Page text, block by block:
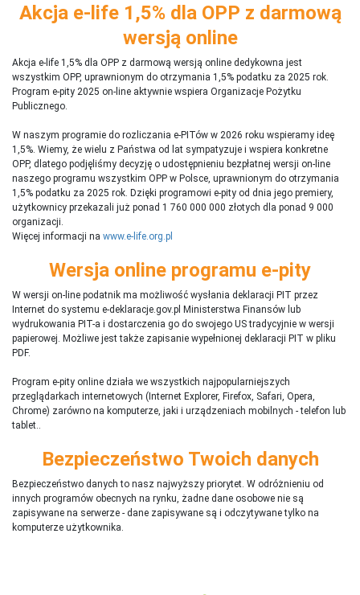
Akcja e-life 1,5% dla OPP z darmową
wersją online
Akcja e-life 1,5% dla OPP z darmową wersją online dedykowna jest
wszystkim OPP, uprawnionym do otrzymania 1,5% podatku za 2025 rok.
Program e-pity 2025 on-line aktywnie wspiera Organizacje Pożytku
Publicznego.
W naszym programie do rozliczania e-PITów w 2026 roku wspieramy ideę
1,5%. Wiemy, że wielu z Państwa od lat sympatyzuje i wspiera konkretne
OPP, dlatego podjęliśmy decyzję o udostępnieniu bezpłatnej wersji on-line
naszego programu wszystkim OPP w Polsce, uprawnionym do otrzymania
1,5% podatku za 2025 rok. Dzięki programowi e-pity od dnia jego premiery,
użytkownicy przekazali już ponad 1 760 000 000 złotych dla ponad 9 000
organizacji.
Więcej informacji na www.e-life.org.pl
Wersja online programu e-pity
W wersji on-line podatnik ma możliwość wysłania deklaracji PIT przez
Internet do systemu e-deklaracje.gov.pl Ministerstwa Finansów lub
wydrukowania PIT-a i dostarczenia go do swojego US tradycyjnie w wersji
papierowej. Możliwe jest także zapisanie wypełnionej deklaracji PIT w pliku
PDF.
Program e-pity online działa we wszystkich najpopularniejszych
przeglądarkach internetowych (Internet Explorer, Firefox, Safari, Opera,
Chrome) zarówno na komputerze, jaki i urządzeniach mobilnych - telefon lub
tablet..
Bezpieczeństwo Twoich danych
Bezpieczeństwo danych to nasz najwyższy priorytet. W odróżnieniu od
innych programów obecnych na rynku, żadne dane osobowe nie są
zapisywane na serwerze - dane zapisywane są i odczytywane tylko na
komputerze użytkownika.